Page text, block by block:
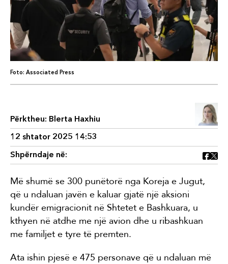
Foto: Associated Press
Përktheu: Blerta Haxhiu
12 shtator 2025 14:53
Shpërndaje në:
Më shumë se 300 punëtorë nga Koreja e Jugut,
që u ndaluan javën e kaluar gjatë një aksioni
kundër emigracionit në Shtetet e Bashkuara, u
kthyen në atdhe me një avion dhe u ribashkuan
me familjet e tyre të premten.
Ata ishin pjesë e 475 personave që u ndaluan më